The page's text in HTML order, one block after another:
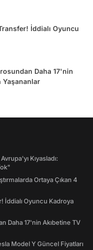
İddialı Oyuncu
Daha 17'nin
Yaşananlar
Kıyasladı:
Ortaya Çıkan 4
İddialı Oyuncu Kadroya
Daha 17'nin Akıbetine TV
Model Y Güncel Fiyatları